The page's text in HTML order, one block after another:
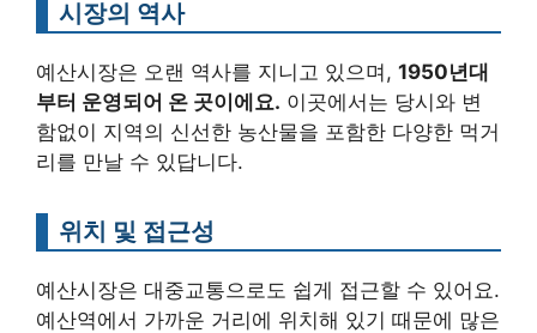
시장의 역사
예산시장은 오랜 역사를 지니고 있으며, 1950년대
부터 운영되어 온 곳이에요. 이곳에서는 당시와 변
함없이 지역의 신선한 농산물을 포함한 다양한 먹거
리를 만날 수 있답니다.
위치 및 접근성
예산시장은 대중교통으로도 쉽게 접근할 수 있어요.
예산역에서 가까운 거리에 위치해 있기 때문에 많은